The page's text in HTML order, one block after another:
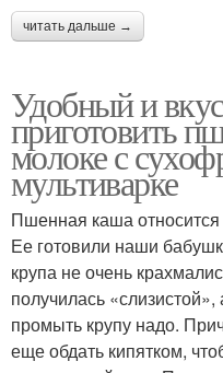
читать дальше →
Удобный и
приготовить
молоке с
мультиварке
Пшенная каша относится
Ее готовили наши
крупа не очень
получилась
промыть крупу надо.
еще обдать кипятком,